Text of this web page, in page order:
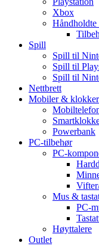
Xbox
Spill
Spill til
Spill til
Spill til
Nettbrett
Mobiler & klokker
Powerbank
PC-tilbehør
PC-
Mus &
PC-
Høyttalere
Outlet